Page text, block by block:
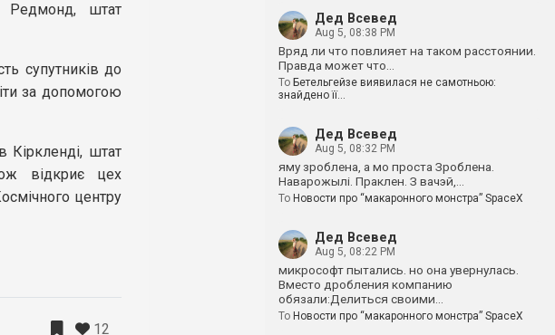
Редмонд, штат
супутників до
за допомогою
Кіркленді, штат
відкриє цех
центру
12
Дед Всевед
Aug 5, 08:38 PM
Вряд ли что повлияет на таком расстоянии.
Правда может что…
To Бетельгейзе виявилася не самотньою:
знайдено її…
Дед Всевед
Aug 5, 08:32 PM
яму зроблена, а мо проста Зроблена.
Наварожылі. Праклен. З вачэй,…
To Новости про “макаронного монстра” SpaceX
Дед Всевед
Aug 5, 08:22 PM
микрософт пытались. но она увернулась.
Вместо дробления компанию
обязали:Делиться своими…
To Новости про “макаронного монстра” SpaceX